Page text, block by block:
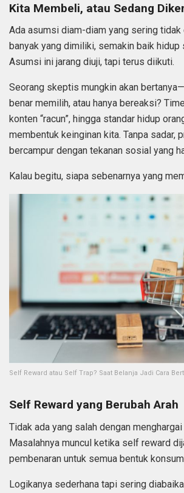
Kita Membeli, atau Sedang
Ada asumsi diam-diam yang sering
banyak yang dimiliki, semakin baik hidup
Asumsi ini jarang diuji, tapi terus diikuti.
Seorang skeptis mungkin akan
benar memilih, atau hanya bereaksi?
konten “racun”, hingga standar hidup
membentuk keinginan kita. Tanpa sadar,
bercampur dengan tekanan sosial yang
Kalau begitu, siapa sebenarnya yang
Self Reward atau Self Trap? Saat Belanja Jadi Cara
Self Reward yang Berubah Arah
Tidak ada yang salah dengan
Masalahnya muncul ketika self reward
pembenaran untuk semua bentuk
Logikanya sederhana tapi sering